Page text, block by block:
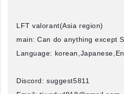
LFT valorant(Asia region)
main: Can do anything except
Language:
Discord: suggest5811